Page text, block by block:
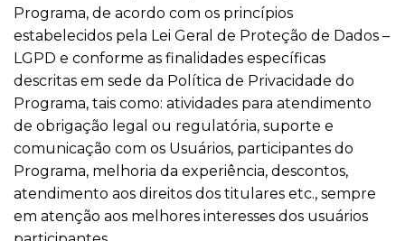
Programa, de acordo com os princípios
estabelecidos pela Lei Geral de Proteção de Dados –
LGPD e conforme as finalidades específicas
descritas em sede da Política de Privacidade do
Programa, tais como: atividades para atendimento
de obrigação legal ou regulatória, suporte e
comunicação com os Usuários, participantes do
Programa, melhoria da experiência, descontos,
atendimento aos direitos dos titulares etc., sempre
em atenção aos melhores interesses dos usuários